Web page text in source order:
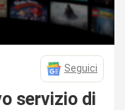
Seguici
servizio di